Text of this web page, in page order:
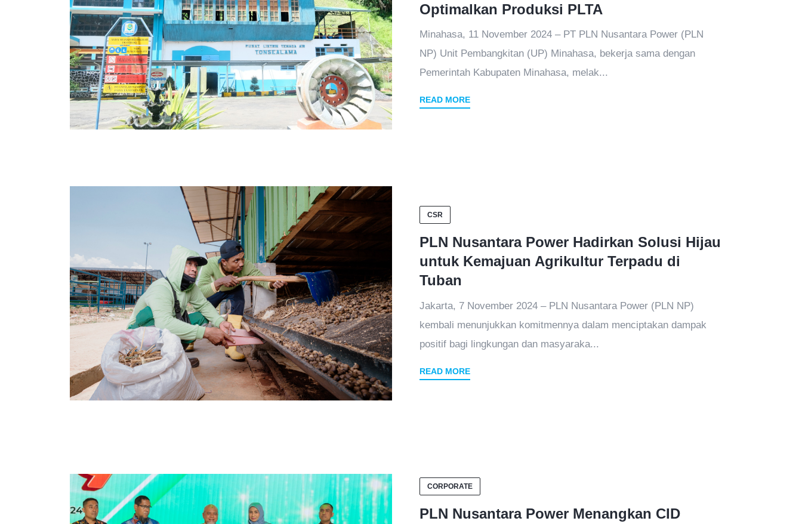
Optimalkan Produksi PLTA
Minahasa, 11 November 2024 – PT PLN Nusantara Power (PLN
NP) Unit Pembangkitan (UP) Minahasa, bekerja sama dengan
Pemerintah Kabupaten Minahasa, melak...
READ MORE
CSR
PLN Nusantara Power Hadirkan Solusi Hijau
untuk Kemajuan Agrikultur Terpadu di
Tuban
Jakarta, 7 November 2024 – PLN Nusantara Power (PLN NP)
kembali menunjukkan komitmennya dalam menciptakan dampak
positif bagi lingkungan dan masyaraka...
READ MORE
CORPORATE
PLN Nusantara Power Menangkan CID